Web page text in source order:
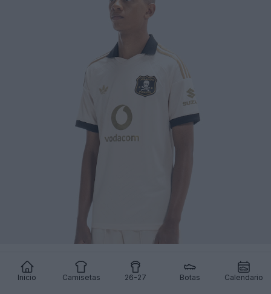
Inicio Camisetas 26-27 Botas Calendario
Camisetas de los Orlando Pirates de las
temporadas 25-26 y 26-27